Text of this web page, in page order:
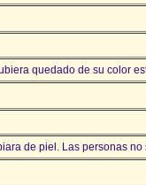
quedado de su color
de piel. Las personas